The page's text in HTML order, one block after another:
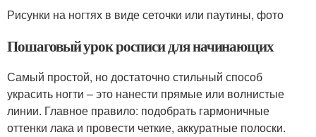
Рисунки на ногтях в виде сеточки или паутины, фото
Пошаговый урок росписи для начинающих
Самый простой, но достаточно стильный способ
украсить ногти – это нанести прямые или волнистые
линии. Главное правило: подобрать гармоничные
оттенки лака и провести четкие, аккуратные полоски.